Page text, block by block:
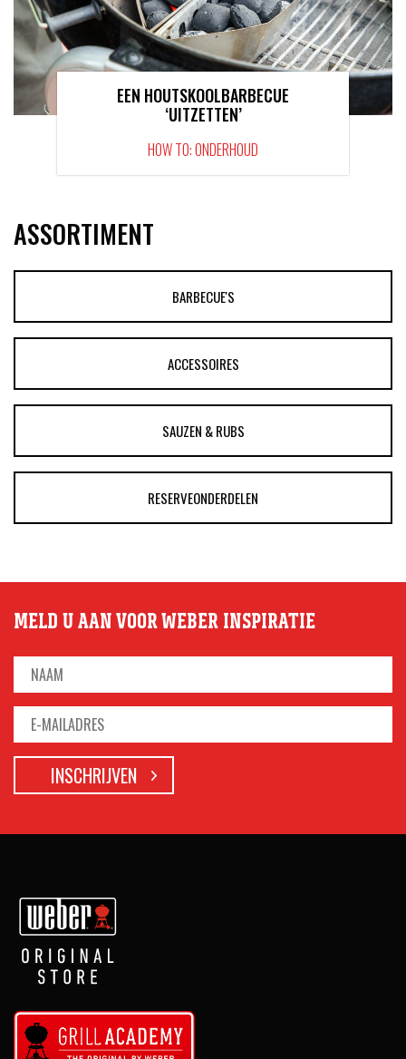
EEN HOUTSKOOLBARBECUE
‘UITZETTEN’
HOW TO: ONDERHOUD
ASSORTIMENT
BARBECUE'S
ACCESSOIRES
SAUZEN & RUBS
RESERVEONDERDELEN
MELD U AAN VOOR WEBER INSPIRATIE